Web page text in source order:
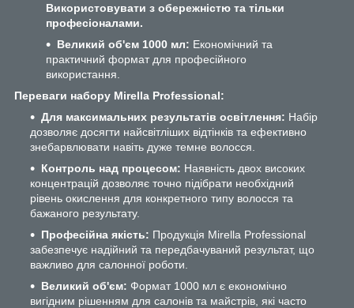
Використовувати з обережністю та тільки
професіоналами.
Великий об'єм 1000 мл: Економічний та
практичний формат для професійного
використання.
Переваги набору Mirella Professional:
Для максимальних результатів освітлення: Набір
дозволяє досягти найсвітліших відтінків та ефективно
знебарвлювати навіть дуже темне волосся.
Контроль над процесом: Наявність двох високих
концентрацій дозволяє точно підібрати необхідний
рівень окислення для конкретного типу волосся та
бажаного результату.
Професійна якість: Продукція Mirella Professional
забезпечує надійний та передбачуваний результат, що
важливо для салонної роботи.
Великий об'єм: Формат 1000 мл є економічно
вигідним рішенням для салонів та майстрів, які часто